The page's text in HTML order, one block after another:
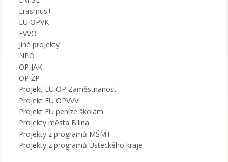
Erasmus+
EU OPVK
EVVO
Jiné projekty
NPO
OP JAK
OP ŽP
Projekt EU OP Zaměstnanost
Projekt EU OPVVV
Projekt EU peníze školám
Projekty města Bílina
Projekty z programů MŠMT
Projekty z programů Ústeckého kraje